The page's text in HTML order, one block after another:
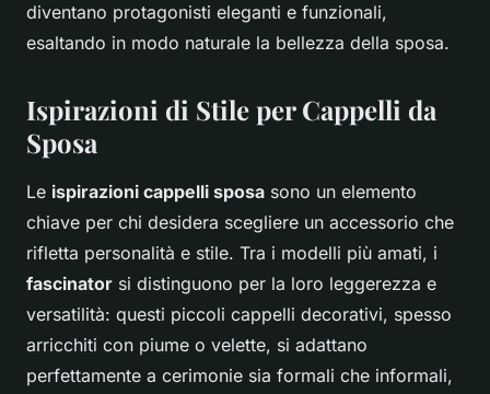
diventano protagonisti eleganti e funzionali,
esaltando in modo naturale la bellezza della sposa.
Ispirazioni di Stile per Cappelli da
Sposa
Le ispirazioni cappelli sposa sono un elemento
chiave per chi desidera scegliere un accessorio che
rifletta personalità e stile. Tra i modelli più amati, i
fascinator si distinguono per la loro leggerezza e
versatilità: questi piccoli cappelli decorativi, spesso
arricchiti con piume o velette, si adattano
perfettamente a cerimonie sia formali che informali,